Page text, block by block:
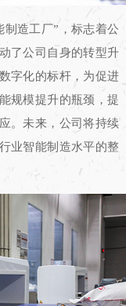
制造工厂”，标志着公
了公司自身的转型升
字化的标杆，为促进
规模提升的瓶颈，提
。未来，公司将持续
业智能制造水平的整